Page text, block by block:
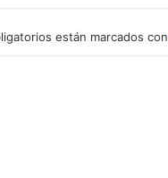
están marcados con